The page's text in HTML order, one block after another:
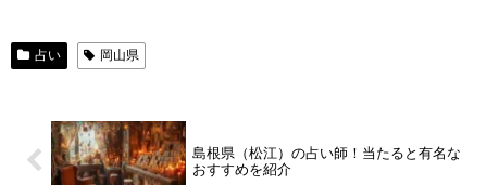
占い 岡山県
島根県（松江）の占い師！当たると有名な
おすすめを紹介